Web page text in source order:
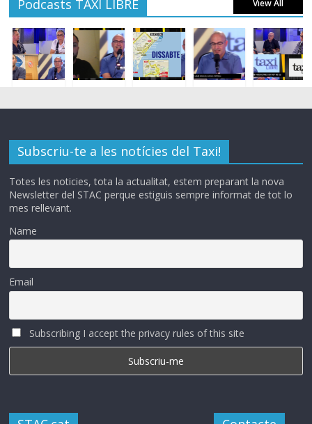
Podcasts TAXI LIBRE View All
Subscriu-te a les notícies del Taxi!
Totes les noticies, tota la actualitat, estem preparant la nova
Newsletter del STAC perque estiguis sempre informat de tot lo
mes rellevant.
Name
Email
Subscribing I accept the privacy rules of this site